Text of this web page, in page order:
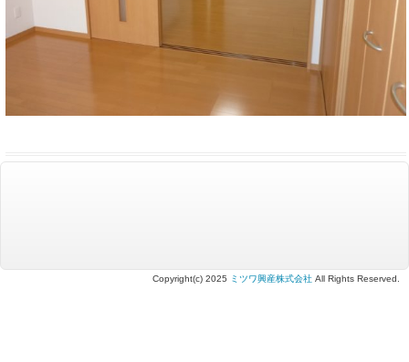
Copyright(c) 2025 ミツワ興産株式会社 All Rights Reserved.